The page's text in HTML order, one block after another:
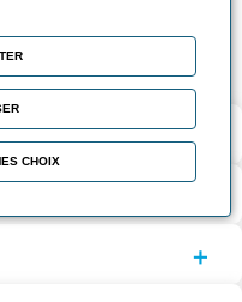
connexion internet
CHOIX